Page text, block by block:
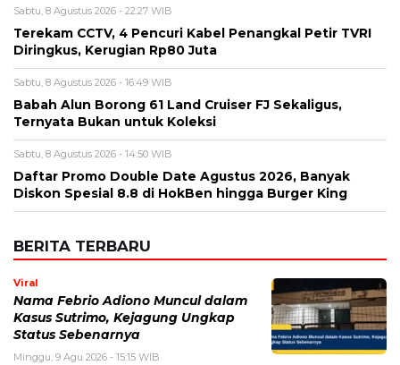
Sabtu, 8 Agustus 2026 - 22:27 WIB
Terekam CCTV, 4 Pencuri Kabel Penangkal Petir TVRI
Diringkus, Kerugian Rp80 Juta
Sabtu, 8 Agustus 2026 - 16:49 WIB
Babah Alun Borong 61 Land Cruiser FJ Sekaligus,
Ternyata Bukan untuk Koleksi
Sabtu, 8 Agustus 2026 - 14:50 WIB
Daftar Promo Double Date Agustus 2026, Banyak
Diskon Spesial 8.8 di HokBen hingga Burger King ‎
BERITA TERBARU
Viral
Nama Febrio Adiono Muncul dalam
Kasus Sutrimo, Kejagung Ungkap
Status Sebenarnya
Minggu, 9 Agu 2026 - 15:15 WIB